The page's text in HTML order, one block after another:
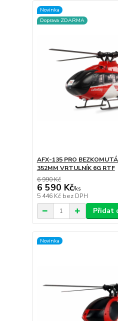
Novinka
Doprava ZDARMA
AFX-135 PRO
352MM VRTULNÍK 6G RTF
6 990 Kč
6 590 Kč/ks
5 446 Kč bez DPH
Přidat
Novinka